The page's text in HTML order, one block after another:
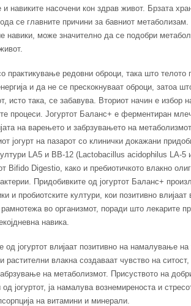
и навиките насочени кон здрав живот. Брзата
се главните причини за бавниот
навики, може значително да се подобри
практикување редовни оброци, така што телото
и да не се прескокнуваат оброци, затоа
исто така, се забавува. Вториот начин е избор
процеси. Јогуртот Бaланс+ е ферментиран
на варењето и забрзувањето на
јогурт на пазарот со клинички докажани
LA5 и BB-12 (Lactobacillus acidophilus LA-
Bifido Digestio, како и пребиотичкото влакно
Придобивките од јогуртот Баланс+
и пробиотските култури, кои позитивно
рамнотежа во организмот, поради што лекарите
навика.
од јогуртот влијаат позитивно на намалување
растителни влакна создаваат чувство на
на метаболизмот. Присуството на
јогуртот, ја намалува вознемиреноста и
на витамини и минерали.